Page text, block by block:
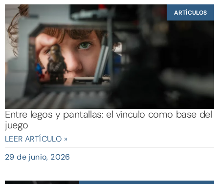
ARTÍCULOS
Entre legos y pantallas: el vínculo como base del
juego
LEER ARTÍCULO »
29 de junio, 2026